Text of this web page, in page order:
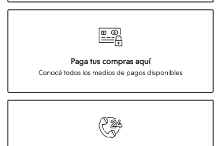
Paga tus compras aquí
Conocé todos los medios de pagos disponibles